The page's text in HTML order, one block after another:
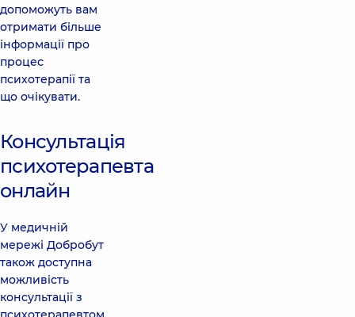
допоможуть вам
отримати більше
інформації про
процес
психотерапії та
що очікувати.
Консультація
психотерапевта
онлайн
У медичній
мережі Добробут
також доступна
можливість
консультації з